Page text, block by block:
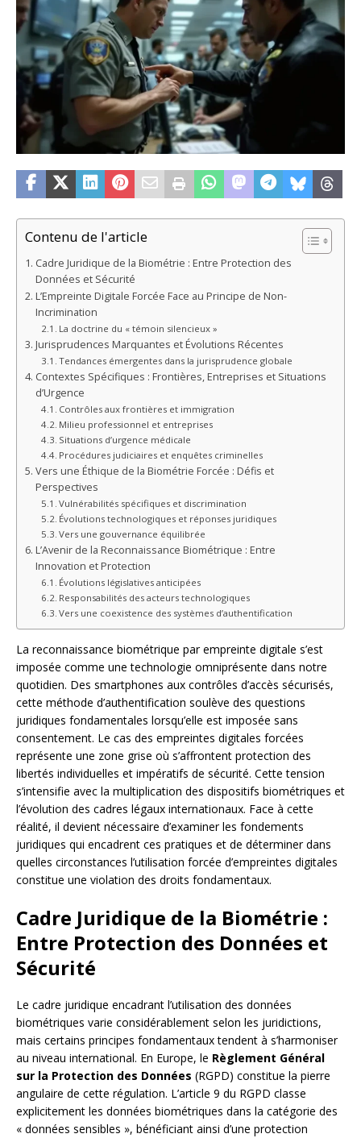
Contenu de l'article
Cadre Juridique de la Biométrie : Entre Protection des
Données et Sécurité
L’Empreinte Digitale Forcée Face au Principe de Non-
Incrimination
La doctrine du « témoin silencieux »
Jurisprudences Marquantes et Évolutions Récentes
Tendances émergentes dans la jurisprudence globale
Contextes Spécifiques : Frontières, Entreprises et Situations
d’Urgence
Contrôles aux frontières et immigration
Milieu professionnel et entreprises
Situations d’urgence médicale
Procédures judiciaires et enquêtes criminelles
Vers une Éthique de la Biométrie Forcée : Défis et
Perspectives
Vulnérabilités spécifiques et discrimination
Évolutions technologiques et réponses juridiques
Vers une gouvernance équilibrée
L’Avenir de la Reconnaissance Biométrique : Entre
Innovation et Protection
Évolutions législatives anticipées
Responsabilités des acteurs technologiques
Vers une coexistence des systèmes d’authentification
La reconnaissance biométrique par empreinte digitale s’est
imposée comme une technologie omniprésente dans notre
quotidien. Des smartphones aux contrôles d’accès sécurisés,
cette méthode d’authentification soulève des questions
juridiques fondamentales lorsqu’elle est imposée sans
consentement. Le cas des empreintes digitales forcées
représente une zone grise où s’affrontent protection des
libertés individuelles et impératifs de sécurité. Cette tension
s’intensifie avec la multiplication des dispositifs biométriques et
l’évolution des cadres légaux internationaux. Face à cette
réalité, il devient nécessaire d’examiner les fondements
juridiques qui encadrent ces pratiques et de déterminer dans
quelles circonstances l’utilisation forcée d’empreintes digitales
constitue une violation des droits fondamentaux.
Cadre Juridique de la Biométrie :
Entre Protection des Données et
Sécurité
Le cadre juridique encadrant l’utilisation des données
biométriques varie considérablement selon les juridictions,
mais certains principes fondamentaux tendent à s’harmoniser
au niveau international. En Europe, le Règlement Général
sur la Protection des Données (RGPD) constitue la pierre
angulaire de cette régulation. L’article 9 du RGPD classe
explicitement les données biométriques dans la catégorie des
« données sensibles », bénéficiant ainsi d’une protection